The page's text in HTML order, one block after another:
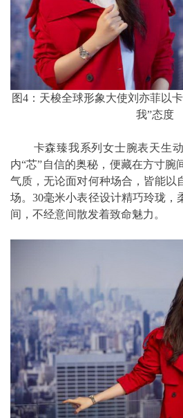
图4：天梭全球形象大使刘亦菲以
我”态度
卡森臻我系列女士腕表天生动
内“芯”自信的奥秘，便藏在方寸腕
气质，无论面对何种场合，皆能以
场。30毫米小表径设计精巧玲珑，
间，不经意间散发着致命魅力。